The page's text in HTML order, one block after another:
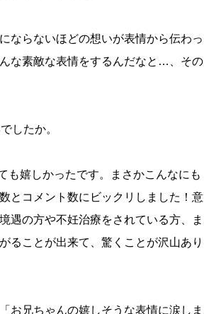
ならないほどの想いが表情から伝わっ
な素敵な表情をするんだなと…、その
したか。
も嬉しかったです。まさかこんなにも
とコメント数にビックリしました！意
遇の方や不妊治療をされている方、ま
ることが出来て、驚くことが沢山あり
お兄ちゃんの嬉しそうな表情に涙しま